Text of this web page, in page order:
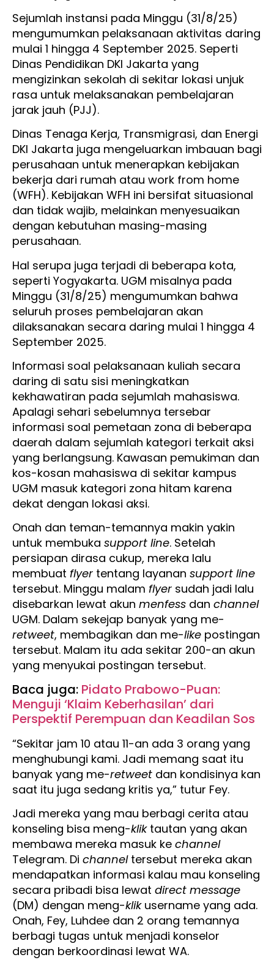
Sejumlah instansi pada Minggu (31/8/25)
mengumumkan pelaksanaan aktivitas daring
mulai 1 hingga 4 September 2025. Seperti
Dinas Pendidikan DKI Jakarta yang
mengizinkan sekolah di sekitar lokasi unjuk
rasa untuk melaksanakan pembelajaran
jarak jauh (PJJ).
Dinas Tenaga Kerja, Transmigrasi, dan Energi
DKI Jakarta juga mengeluarkan imbauan bagi
perusahaan untuk menerapkan kebijakan
bekerja dari rumah atau work from home
(WFH). Kebijakan WFH ini bersifat situasional
dan tidak wajib, melainkan menyesuaikan
dengan kebutuhan masing-masing
perusahaan.
Hal serupa juga terjadi di beberapa kota,
seperti Yogyakarta. UGM misalnya pada
Minggu (31/8/25) mengumumkan bahwa
seluruh proses pembelajaran akan
dilaksanakan secara daring mulai 1 hingga 4
September 2025.
Informasi soal pelaksanaan kuliah secara
daring di satu sisi meningkatkan
kekhawatiran pada sejumlah mahasiswa.
Apalagi sehari sebelumnya tersebar
informasi soal pemetaan zona di beberapa
daerah dalam sejumlah kategori terkait aksi
yang berlangsung. Kawasan pemukiman dan
kos-kosan mahasiswa di sekitar kampus
UGM masuk kategori zona hitam karena
dekat dengan lokasi aksi.
Onah dan teman-temannya makin yakin
untuk membuka support line. Setelah
persiapan dirasa cukup, mereka lalu
membuat flyer tentang layanan support line
tersebut. Minggu malam flyer sudah jadi lalu
disebarkan lewat akun menfess dan channel
UGM. Dalam sekejap banyak yang me-
retweet, membagikan dan me-like postingan
tersebut. Malam itu ada sekitar 200-an akun
yang menyukai postingan tersebut.
Baca juga: Pidato Prabowo-Puan:
Menguji ‘Klaim Keberhasilan’ dari
Perspektif Perempuan dan Keadilan Sos
“Sekitar jam 10 atau 11-an ada 3 orang yang
menghubungi kami. Jadi memang saat itu
banyak yang me-retweet dan kondisinya kan
saat itu juga sedang kritis ya,” tutur Fey.
Jadi mereka yang mau berbagi cerita atau
konseling bisa meng-kliktautan yang akan
membawa mereka masuk ke channel
Telegram. Di channeltersebut mereka akan
mendapatkan informasi kalau mau konseling
secara pribadi bisa lewat direct message
(DM) dengan meng-klikusername yang ada.
Onah, Fey, Luhdee dan 2 orang temannya
berbagi tugas untuk menjadi konselor
dengan berkoordinasi lewat WA.